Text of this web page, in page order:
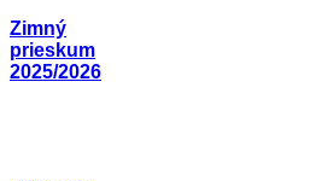
Zimný
prieskum
2025/2026